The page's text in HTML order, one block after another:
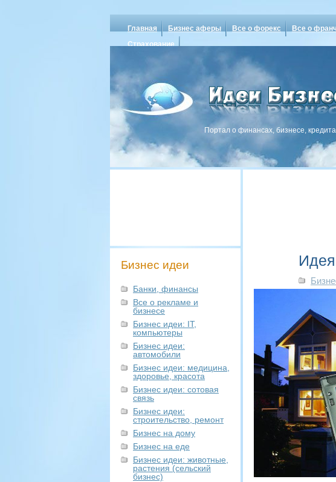
Главная Бизнес аферы Все о форекс Все о
Страхование
Портал о финансах, бизнесе,
Бизнес идеи
Банки, финансы
Все о рекламе и
бизнесе
Бизнес идеи: IT,
компьютеры
Бизнес идеи:
автомобили
Бизнес идеи: медицина,
здоровье, красота
Бизнес идеи: сотовая
связь
Бизнес идеи:
строительство, ремонт
Бизнес на дому
Бизнес на еде
Бизнес идеи: животные,
растения (сельский
бизнес)